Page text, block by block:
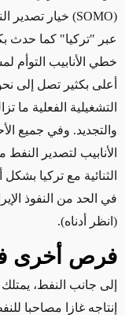
(SOMO)
خيار تصدير
خطي الأنابيب التوأم
التشغيلية الفعلية
والتجديد. وفي جميع
الأنابيب لتصدير
الثنائية مع تركيا
في الحد من النفوذ
(انظر أدناه).
فرص أخرى
إلى جانب النفط،
إنتاجه غازا مصاحبا